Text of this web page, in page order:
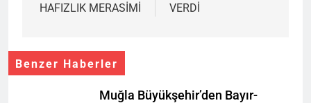
HAFIZLIK MERASİMİ
VERDİ
Benzer Haberler
Muğla Büyükşehir’den Bayır-